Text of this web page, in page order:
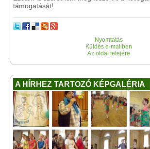
támogatását!
Nyomtatás
Küldés e-mailben
Az oldal tetejére
A HÍRHEZ TARTOZÓ KÉPGALÉRIA